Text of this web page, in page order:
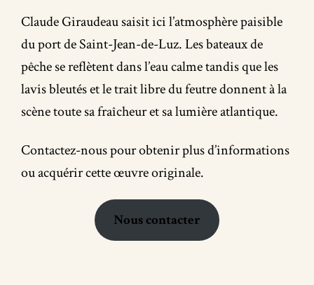
Claude Giraudeau saisit ici l’atmosphère paisible
du port de Saint-Jean-de-Luz. Les bateaux de
pêche se reflètent dans l’eau calme tandis que les
lavis bleutés et le trait libre du feutre donnent à la
scène toute sa fraîcheur et sa lumière atlantique.
Contactez-nous pour obtenir plus d’informations
ou acquérir cette œuvre originale.
Nous contacter